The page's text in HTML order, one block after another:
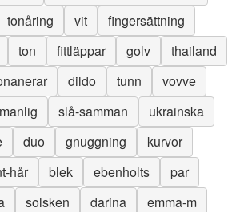
tonåring vit
fingersättning
ton fittläppar golv
thailand
dildo tunn
vovve
manlig slå-samman
ukrainska
duo gnuggning
kurvor
hår
blek ebenholts
par
solsken darina
emma-m